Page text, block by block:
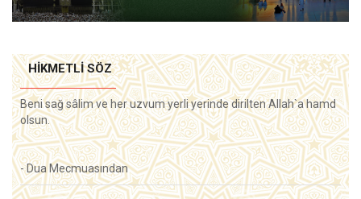
HIKMETLI SÖZ
Beni sağ sâlim ve her uzvum yerli yerinde dirilten Allah`a hamd
olsun.
- Dua Mecmuasından